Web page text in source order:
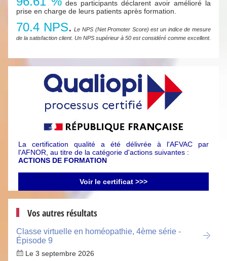
des participants déclarent avoir amélioré la
prise en charge de leurs patients après formation.
70.4 NPS. Le NPS (Net Promoter Score) est un indice de mesure
de la satisfaction client. Un NPS supérieur à 50 est considéré comme excellent.
La certification qualité a été délivrée à l'AFVAC par
l'AFNOR, au titre de la catégorie d'actions suivantes :
ACTIONS DE FORMATION
Voir le certificat >>>
Vos autres résultats
Classe virtuelle en homéopathie, 4ème série -
Épisode 9
Le 3 septembre 2026